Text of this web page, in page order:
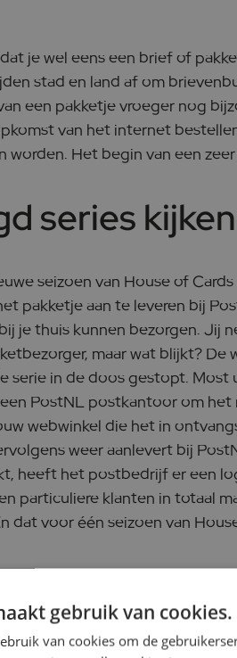
je wel eens een brief of
stad en land af om
een pakketje vroeger nog
van het internet
worden. Het begin van een
series kijken
seizoen van House of
pakketje aan te leveren bij
je thuis kunnen bezorgen. Jij
maar wat blijkt?
serie in de doos gestopt.
PostNL postkantoor om
webwinkel die het in
weer aanlevert bij
heeft het postbedrijf er een
particuliere klanten in totaal
dat voor één seizoen van
klantreizen
is veelomvattend. Het is
gebruik van cookies.
van cookies om de